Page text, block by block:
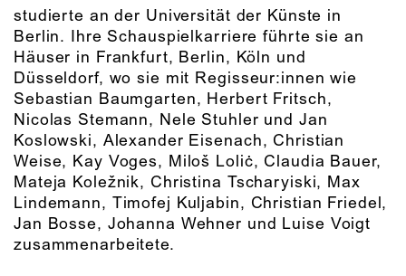
studierte an der Universität der Künste in
Berlin. Ihre Schauspielkarriere führte sie an
Häuser in Frankfurt, Berlin, Köln und
Düsseldorf, wo sie mit Regisseur:innen wie
Sebastian Baumgarten, Herbert Fritsch,
Nicolas Stemann, Nele Stuhler und Jan
Koslowski, Alexander Eisenach, Christian
Weise, Kay Voges, Miloš Loliċ, Claudia Bauer,
Mateja Koležnik, Christina Tscharyiski, Max
Lindemann, Timofej Kuljabin, Christian Friedel,
Jan Bosse, Johanna Wehner und Luise Voigt
zusammenarbeitete.